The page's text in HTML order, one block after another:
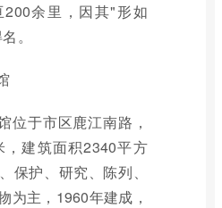
余里，因其"形如
。
位于市区鹿江南路，
，建筑面积2340平方
保护、研究、陈列、
为主，1960年建成，